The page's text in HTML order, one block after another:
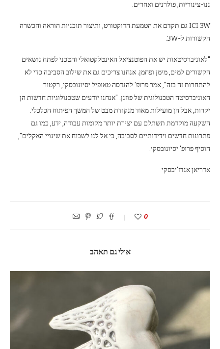
ננו-צינוריות, פולרנים ואחרים.
ICI 3W גם תקדם את הטמעת הדוקטורט, ותיצור תוכניות הוראה והכשרה
הקשורות ל-3W.
"לאוניברסיטאות יש את הפוטנציאל האינטלקטואלי והטכני לפתח נושאים
הקשורים למים, מימן ופחמן. אנחנו צריכים גם את שילוב הסביבה כדי לא
להתחרות זה בזה", אמר פרופ' להנדסה טאופיל יסיונובסקי, רקטור
האוניברסיטה הטכנולוגית של פוזנן. "אנחנו יודעים שטכנולוגיות חדשות הן
יקרות, אבל הן מועילות מאוד מנקודת מבט של המשך הפיתוח הכלכלי.
השקעה מוקדמת תשתלם עם יצירת יותר מקומות עבודה, ידע, כמו גם
פתרונות חדשים וידידותיים לסביבה, כי אל לנו לשכוח את שינויי האקלים",
הוסיף פרופ' יסיונובסקי.
אדריאן אנדז'יבסקי
0
אולי גם תאהב